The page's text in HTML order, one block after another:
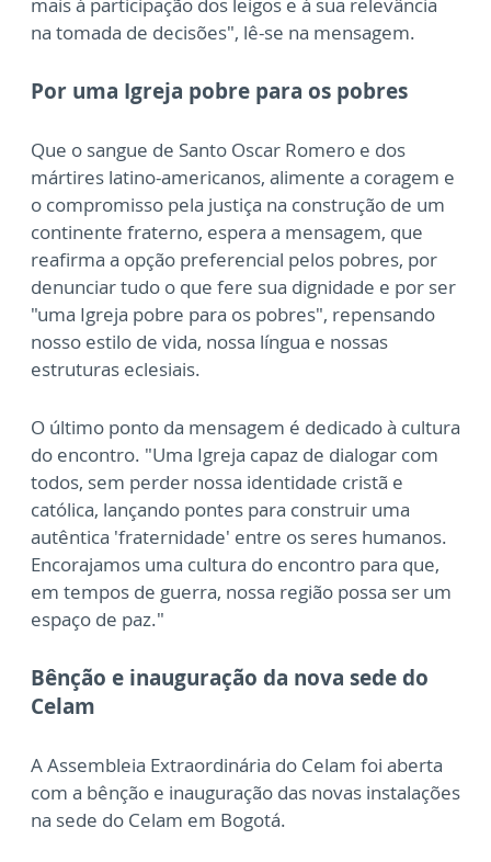
mais à participação dos leigos e à sua relevância
na tomada de decisões", lê-se na mensagem.
Por uma Igreja pobre para os pobres
Que o sangue de Santo Oscar Romero e dos
mártires latino-americanos, alimente a coragem e
o compromisso pela justiça na construção de um
continente fraterno, espera a mensagem, que
reafirma a opção preferencial pelos pobres, por
denunciar tudo o que fere sua dignidade e por ser
"uma Igreja pobre para os pobres", repensando
nosso estilo de vida, nossa língua e nossas
estruturas eclesiais.
O último ponto da mensagem é dedicado à cultura
do encontro. "Uma Igreja capaz de dialogar com
todos, sem perder nossa identidade cristã e
católica, lançando pontes para construir uma
autêntica 'fraternidade' entre os seres humanos.
Encorajamos uma cultura do encontro para que,
em tempos de guerra, nossa região possa ser um
espaço de paz."
Bênção e inauguração da nova sede do
Celam
A Assembleia Extraordinária do Celam foi aberta
com a bênção e inauguração das novas instalações
na sede do Celam em Bogotá.